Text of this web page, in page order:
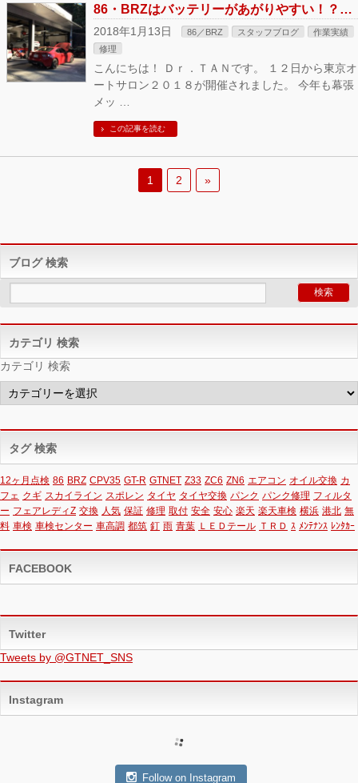
86・BRZはバッテリーがあがりやすい！？バッテリー交換
2018年1月13日 86／BRZ スタッフブログ
作業実績
修理
こんにちは！ Ｄｒ．ＴＡＮです。 １２日から東京オ
ートサロン２０１８が開催されました。 今年も幕張
メッ …
この記事を読む
1 2 »
ブログ 検索
カテゴリ 検索
カテゴリ 検索
タグ 検索
12ヶ月点検 86 BRZ CPV35 GT-R GTNET Z33 ZC6 ZN6 エアコン オイル交換 カ
フェ クギ スカイライン スポレン タイヤ タイヤ交換 パンク パンク修理 フィルタ
ー フェアレディZ 交換 人気 保証 修理 取付 安全 安心 楽天 楽天車検 横浜 港北 無
料 車検 車検センター 車高調 都筑 釘 雨 青葉 ＬＥＤテール ＴＲＤ ｽ ﾒﾝﾃﾅﾝｽ ﾚﾝﾀｶｰ
FACEBOOK
Twitter
Tweets by @GTNET_SNS
Instagram
Follow on Instagram